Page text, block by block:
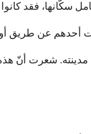
سكّانها، فقد
أحدهم عن طريق أو
شعرت أنّ هذه